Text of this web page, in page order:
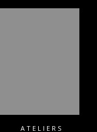
ATELIERS